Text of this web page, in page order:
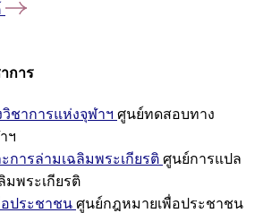
การ
ชาการแห่งจุฬาฯ ศูนย์ทดสอบทาง
ฯ
การล่ามเฉลิมพระเกียรติ ศูนย์การแปล
มพระเกียรติ
ประชาชน ศูนย์กฎหมายเพื่อประชาชน